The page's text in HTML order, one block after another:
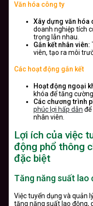
Văn hóa công ty
Xây dựng văn hóa
doanh nghiệp tích
trọng lẫn nhau.
Gắn kết nhân viên:
viên, tạo ra môi
Các hoạt động gắn kết
Hoạt động ngoại
khóa để tăng
Các chương trình
phúc lợi hấp dẫn
nhân viên.
Lợi ích của việc
động phổ thông
đặc biệt
Tăng năng suất lao
Việc tuyển dụng và quản
tăng năng suất lao động,